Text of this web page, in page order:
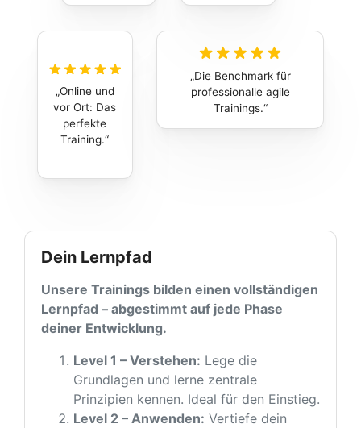
Online und
vor Ort: Das
perfekte
Training.
Die Benchmark für
professionalle agile
Trainings.
Dein Lernpfad
Unsere Trainings bilden einen vollständigen
Lernpfad – abgestimmt auf jede Phase
deiner Entwicklung.
Level 1 – Verstehen: Lege die
Grundlagen und lerne zentrale
Prinzipien kennen. Ideal für den Einstieg.
Level 2 – Anwenden: Vertiefe dein